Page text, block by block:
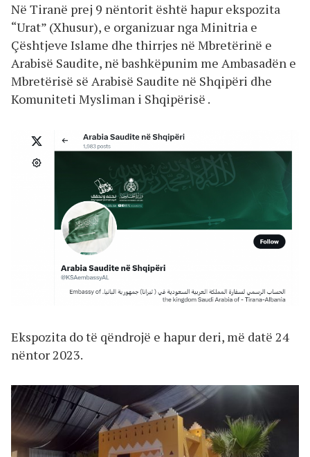
Në Tiranë prej 9 nëntorit është hapur ekspozita
“Urat” (Xhusur), e organizuar nga Minitria e
Çështjeve Islame dhe thirrjes në Mbretërinë e
Arabisë Saudite, në bashkëpunim me Ambasadën e
Mbretërisë së Arabisë Saudite në Shqipëri dhe
Komuniteti Mysliman i Shqipërisë .
Ekspozita do të qëndrojë e hapur deri, më datë 24
nëntor 2023.